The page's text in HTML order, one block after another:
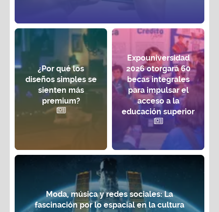
¿Por qué los
diseños simples se
sienten más
premium?
Expouniversidad
2026 otorgará 60
becas integrales
para impulsar el
acceso a la
educación superior
Moda, música y redes sociales: La
fascinación por lo espacial en la cultura